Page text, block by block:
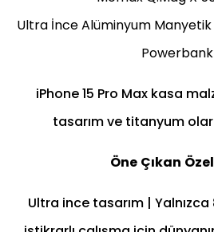
Ultra İnce Alüminyum
Powerbank
iPhone 15 Pro Max kasa
tasarım ve titanyum
Öne Çıkan
Ultra ince tasarım |